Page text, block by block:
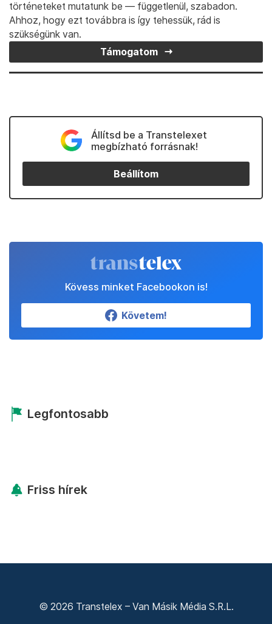
történeteket mutatunk be — függetlenül, szabadon.
Ahhoz, hogy ezt továbbra is így tehessük, rád is
szükségünk van.
Támogatom
Állítsd be a Transtelexet
megbízható forrásnak!
Beállítom
Kövess minket Facebookon is!
Követem!
Legfontosabb
Friss hírek
© 2026 Transtelex – Van Másik Média S.R.L.